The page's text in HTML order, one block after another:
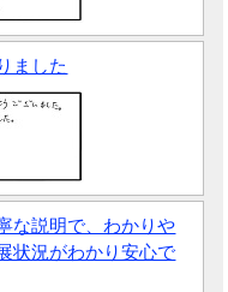
ました
な説明で、わかりや
状況がわかり安心で